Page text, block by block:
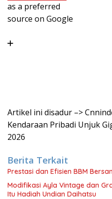
as a preferred
source on Google
Artikel ini disadur –>
Kendaraan Pribadi Unjuk
2026
Berita Terkait
Prestasi dan Efisien BBM
Modifikasi Ayla Vintage dan
Itu Hadiah Undian Daihatsu